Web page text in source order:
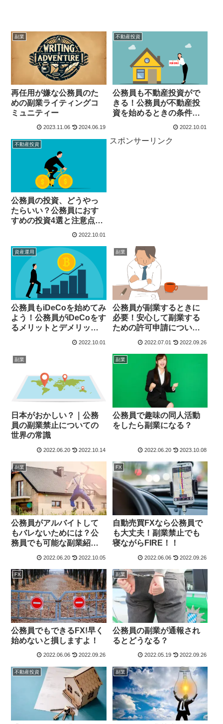
副業
再任用が嫌な公務員のた
めの副業ライティングコ
ミュニティー
2023.11.06 2024.06.19
不動産投資
公務員も不動産投資がで
きる！公務員が不動産投
資を始めるときの条件と
2022.10.01
不動産投資
公務員の投資、どうやっ
たらいい？公務員におす
すめの投資4選と注意点も
2022.10.01
スポンサーリンク
資産運用
公務員もiDeCoを始めてみ
よう！公務員がiDeCoをす
るメリットとデメリット
2022.10.01
副業
公務員が副業するときに
必要！安心して副業する
ための許可申請について
2022.07.01 2022.09.26
副業
日本がおかしい？｜公務
員の副業禁止についての
世界の常識
2022.06.20 2022.10.14
副業
公務員で趣味の同人活動
をしたら副業になる？
2022.06.20 2023.10.08
副業
公務員がアルバイトして
もバレないためには？公
務員でも可能な副業紹
2022.06.20 2022.10.05
FX
自動売買FXなら公務員で
も大丈夫！副業禁止でも
寝ながらFIRE！！
2022.06.06 2022.09.26
FX
公務員でもできるFX!早く
始めないと損しますよ！￼
2022.06.06 2022.09.26
副業
公務員の副業が通報され
るとどうなる？￼
2022.05.19 2022.09.26
不動産投資 副業